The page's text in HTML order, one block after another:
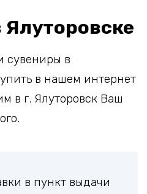
сувениры в
в нашем интернет
в г. Ялуторовск Ваш
в пункт выдачи